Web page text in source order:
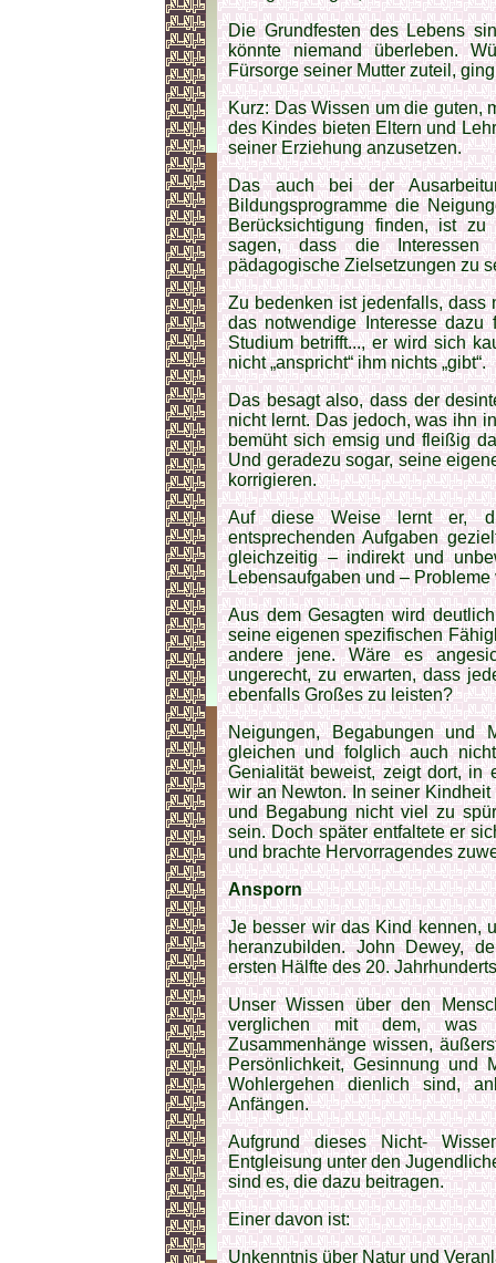
Die Grundfesten des Lebens
könnte niemand überleben.
Fürsorge seiner Mutter zuteil,
Kurz: Das Wissen um die guten,
des Kindes bieten Eltern und
seiner Erziehung anzusetzen.
Das auch bei der
Bildungsprogramme die
Berücksichtigung finden, ist
sagen, dass die Interessen
pädagogische Zielsetzungen zu
Zu bedenken ist jedenfalls, dass
das notwendige Interesse
Studium betrifft..., er wird sich
nicht „anspricht“ ihm nichts „gibt“.
Das besagt also, dass der
nicht lernt. Das jedoch, was ihn
bemüht sich emsig und fleißig
Und geradezu sogar, seine
korrigieren.
Auf diese Weise lernt er,
entsprechenden Aufgaben
gleichzeitig – indirekt und
Lebensaufgaben und – Probleme
Aus dem Gesagten wird
seine eigenen spezifischen
andere jene. Wäre es
ungerecht, zu erwarten, dass
ebenfalls Großes zu leisten?
Neigungen, Begabungen und
gleichen und folglich auch
Genialität beweist, zeigt dort, in
wir an Newton. In seiner
und Begabung nicht viel zu
sein. Doch später entfaltete er
und brachte Hervorragendes
Ansporn
Je besser wir das Kind kennen,
heranzubilden. John Dewey,
ersten Hälfte des 20.
Unser Wissen über den
verglichen mit dem, was
Zusammenhänge wissen,
Persönlichkeit, Gesinnung und
Wohlergehen dienlich sind,
Anfängen.
Aufgrund dieses Nicht-
Entgleisung unter den
sind es, die dazu beitragen.
Einer davon ist:
Unkenntnis über Natur und